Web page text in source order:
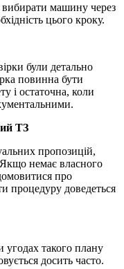
машину через
цього кроку.
були детально
повинна бути
і остаточна, коли
ТЗ
пропозицій,
немає власного
про
процедуру доведеться
угодах такого плану
досить часто.